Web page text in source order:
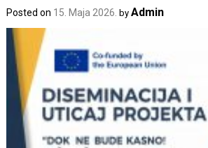
Posted on 15. Maja 2026. byAdmin